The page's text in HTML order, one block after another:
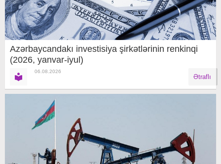
Azərbaycandakı investisiya şirkətlərinin renkinqi
(2026, yanvar-iyul)
06.08.2026
Ətraflı